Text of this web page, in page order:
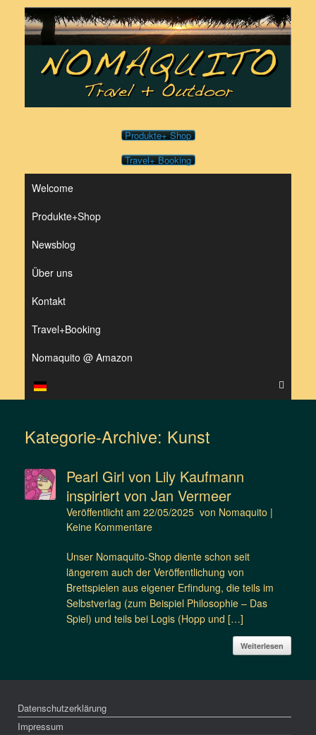
springen
Produkte+ Shop
Travel+ Booking
Welcome
Produkte+Shop
Newsblog
Über uns
Kontakt
Travel+Booking
Nomaquito @ Amazon
Kategorie-Archive: Kunst
Pearl Girl von Lily Kaufmann
inspiriert von Jan Vermeer
Veröffentlicht am 22/05/2025 von Nomaquito |
Keine Kommentare
Unser Nomaquito-Shop diente schon seit
längerem auch der Veröffentlichung von
Brettspielen aus eigener Erfindung, die teils im
Selbstverlag (zum Beispiel Philosophie – Das
Spiel) und teils bei Logis (Hopp und […]
Weiterlesen
Datenschutzerklärung
Impressum